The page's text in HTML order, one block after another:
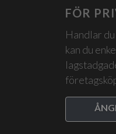
FÖR
Handlar
kan du